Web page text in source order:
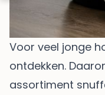
Voor veel jonge
ontdekken.
assortiment